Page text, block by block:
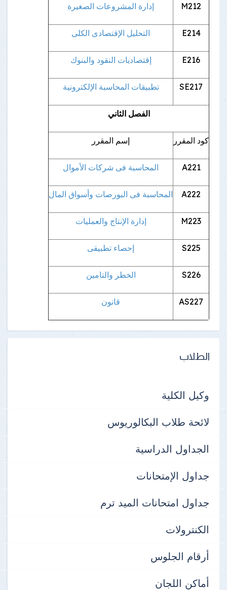
M212 إدارة المشروعات الصغيرة
E214 التحليل الإقتصادى الكلى
E216 إقتصاديات النقود والبنوك
SE217 تطبيقات المحاسبة الإلكترونية
الفصل الثاني
كود المقرر إسم المقرر
A221 المحاسبة فى شركات الأموال
A222 المحاسبة فى البورصات وأسواق المال
M223 إدارة الإنتاج والعمليات
S225 إحصاء تطبيقى
S226 الخطر والتامين
AS227 قانون
الطلاب
وكيل الكلية
لائحة طلاب البكالوريوس
الجداول الدراسية
جداول الإمتحانات
جداول امتحانات الميد ترم
الكنترولات
أرقام الجلوس
أماكن اللجان